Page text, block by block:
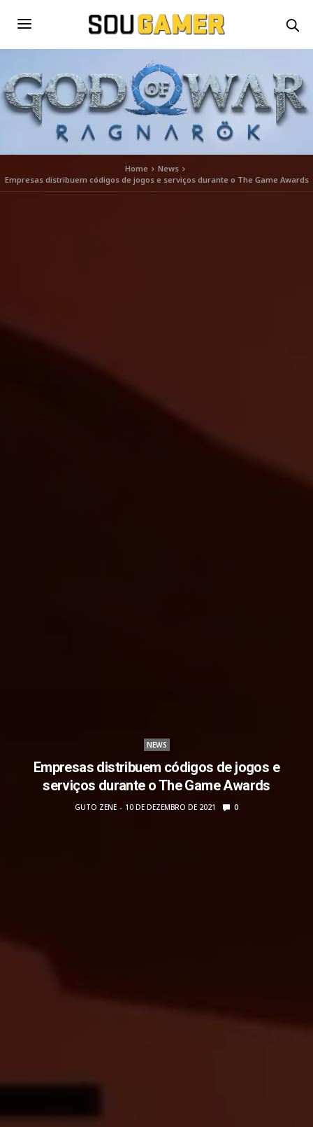
Home
News
Empresas distribuem códigos de jogos e serviços durante o The Game Awards
NEWS
Empresas distribuem códigos de jogos e
serviços durante o The Game Awards
GUTO ZENE 10 DE DEZEMBRO DE 2021 0